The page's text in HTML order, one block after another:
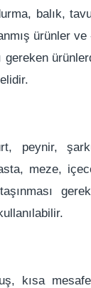
balık,
ürünler ve
gereken
peynir,
meze,
kısa